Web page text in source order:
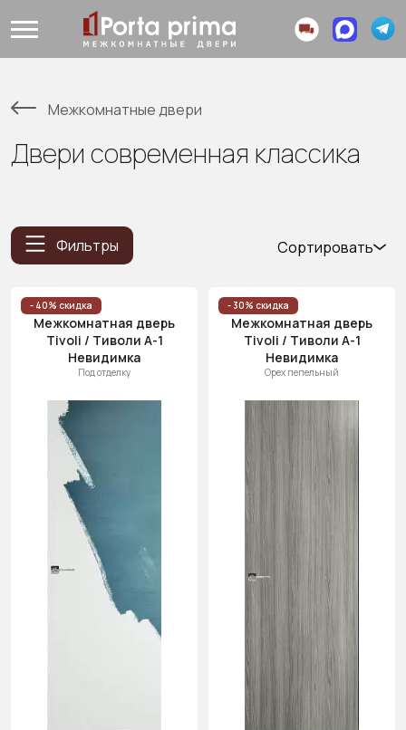
Межкомнатные двери
Двери современная классика
Фильтры
Сортировать
Цена
(возр.)
Цена (убыв.)
Cначала
новинки
Cначала
скидки
- 40% скидка
Межкомнатная дверь
Tivoli / Тиволи А-1
Невидимка
Под отделку
- 30% скидка
Межкомнатная дверь
Tivoli / Тиволи А-1
Невидимка
Орех пепельный